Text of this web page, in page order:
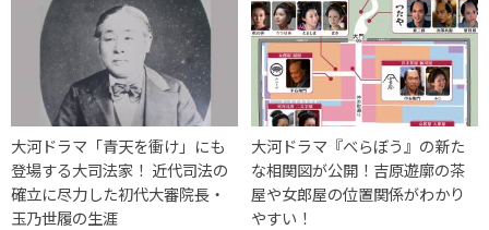
大河ドラマ「青天を衝け」にも
登場する大司法家！ 近代司法の
確立に尽力した初代大審院長・
玉乃世履の生涯
大河ドラマ『べらぼう』の新た
な相関図が公開！吉原遊廓の茶
屋や女郎屋の位置関係がわかり
やすい！